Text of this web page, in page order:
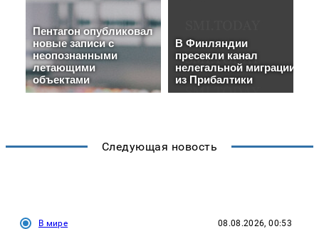
Следующая новость
В мире 08.08.2026, 00:53